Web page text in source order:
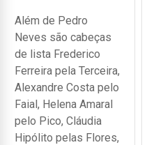
Além de Pedro
Neves são cabeças
de lista Frederico
Ferreira pela Terceira,
Alexandre Costa pelo
Faial, Helena Amaral
pelo Pico, Cláudia
Hipólito pelas Flores,